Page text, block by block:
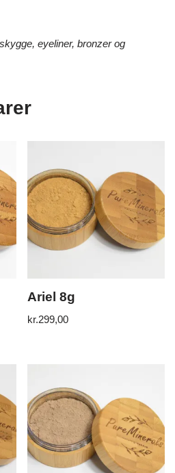
eyeliner, bronzer og
Ariel 8g
kr.299,00